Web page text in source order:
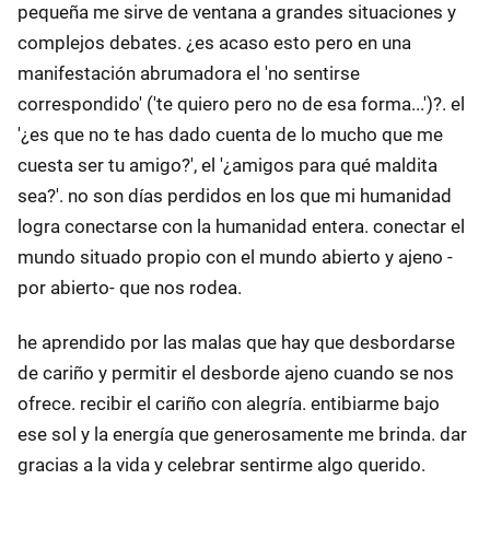
pequeña me sirve de ventana a grandes situaciones y
complejos debates. ¿es acaso esto pero en una
manifestación abrumadora el 'no sentirse
correspondido' ('te quiero pero no de esa forma...')?. el
'¿es que no te has dado cuenta de lo mucho que me
cuesta ser tu amigo?', el '¿amigos para qué maldita
sea?'. no son días perdidos en los que mi humanidad
logra conectarse con la humanidad entera. conectar el
mundo situado propio con el mundo abierto y ajeno -
por abierto- que nos rodea.
he aprendido por las malas que hay que desbordarse
de cariño y permitir el desborde ajeno cuando se nos
ofrece. recibir el cariño con alegría. entibiarme bajo
ese sol y la energía que generosamente me brinda. dar
gracias a la vida y celebrar sentirme algo querido.